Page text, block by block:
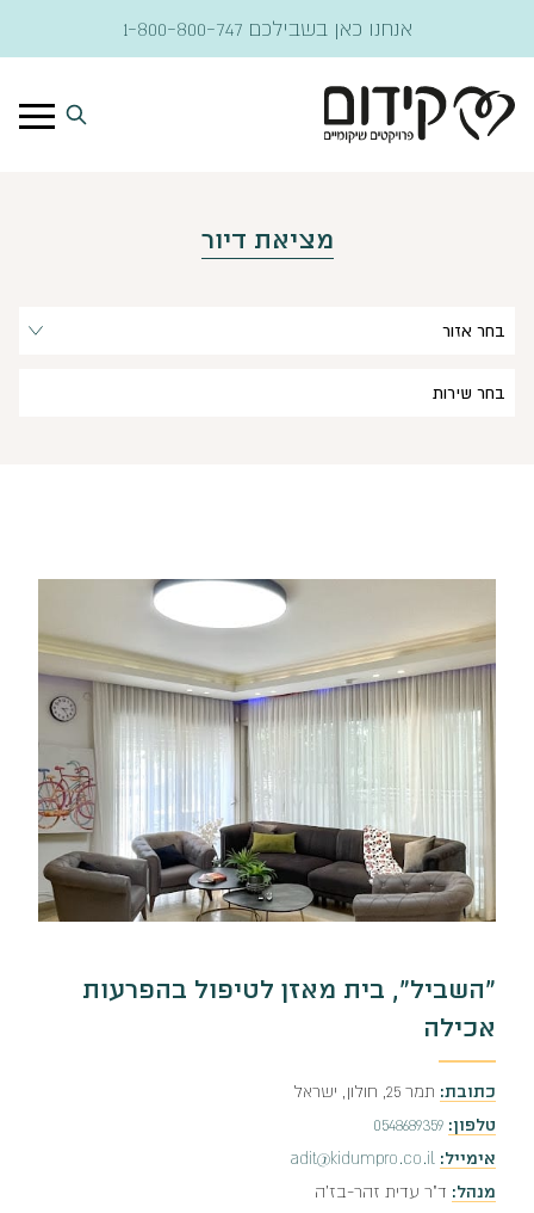
אנחנו כאן בשבילכם 1-800-800-747
מציאת דיור
בחר אזור
בחר שירות
"השביל", בית מאזן לטיפול בהפרעות
אכילה
כתובת: תמר 25, חולון, ישראל
טלפון: 0548689359
אימייל: adit@kidumpro.co.il
מנהל: ד"ר עדית זהר-בז'ה